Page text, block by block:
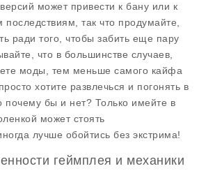
может привести к бану или к
так что продумайте,
ради того, чтобы забить еще пару
что в большинстве случаев,
моды, тем меньше самого кайфа
хотите развлечься и погонять в
почему бы и нет? Только имейте в
может стоять
лучше обойтись без экстрима!
геймплея и механики